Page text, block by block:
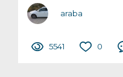
araba
5541 0